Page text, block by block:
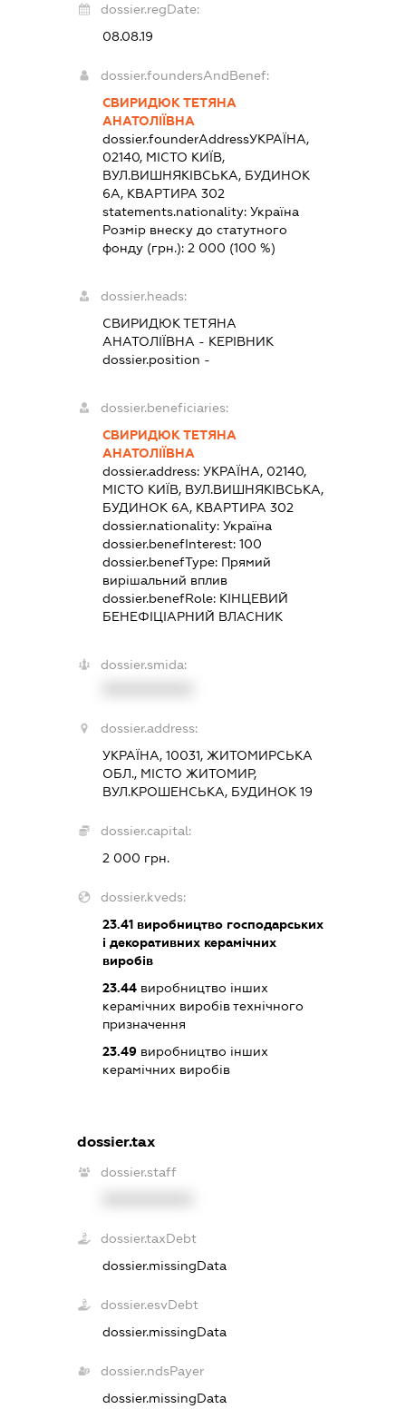
dossier.regDate:
08.08.19
dossier.foundersAndBenef:
СВИРИДЮК ТЕТЯНА
АНАТОЛІЇВНА
dossier.founderAddressУКРАЇНА,
02140, МІСТО КИЇВ,
ВУЛ.ВИШНЯКІВСЬКА, БУДИНОК
6А, КВАРТИРА 302
statements.nationality: Україна
Розмір внеску до статутного
фонду (грн.): 2 000 (100 %)
dossier.heads:
СВИРИДЮК ТЕТЯНА
АНАТОЛІЇВНА - КЕРІВНИК
dossier.position -
dossier.beneficiaries:
СВИРИДЮК ТЕТЯНА
АНАТОЛІЇВНА
dossier.address: УКРАЇНА, 02140,
МІСТО КИЇВ, ВУЛ.ВИШНЯКІВСЬКА,
БУДИНОК 6А, КВАРТИРА 302
dossier.nationality: Україна
dossier.benefInterest: 100
dossier.benefType: Прямий
вирішальний вплив
dossier.benefRole: КІНЦЕВИЙ
БЕНЕФІЦІАРНИЙ ВЛАСНИК
dossier.smida:
dossier.address:
УКРАЇНА, 10031, ЖИТОМИРСЬКА
ОБЛ., МІСТО ЖИТОМИР,
ВУЛ.КРОШЕНСЬКА, БУДИНОК 19
dossier.capital:
2 000 грн.
dossier.kveds:
23.41виробництво господарських
і декоративних керамічних
виробів
23.44виробництво інших
керамічних виробів технічного
призначення
23.49виробництво інших
керамічних виробів
dossier.tax
dossier.staff
dossier.taxDebt
dossier.missingData
dossier.esvDebt
dossier.missingData
dossier.ndsPayer
dossier.missingData